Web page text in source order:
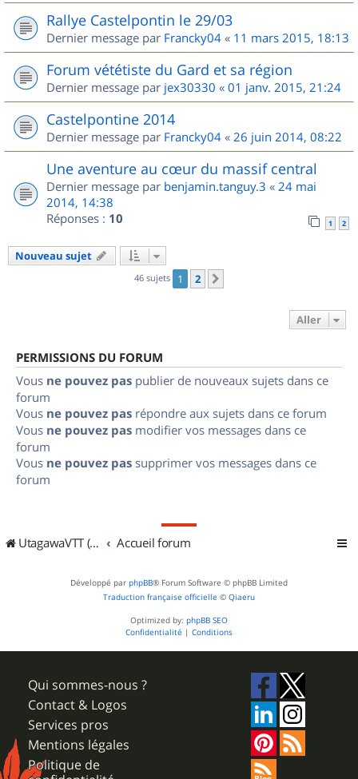
Rallye Castelpontin le 29/03
Dernier message par Francky04 « 11 mars 2015, 18:13
Forum vététiste du Gard et sa région
Dernier message par jex30330 « 01 janv. 2015, 21:24
Castelpontine 2014
Dernier message par Francky04 « 26 juin 2014, 08:22
Une aventure au cœur du massif central
Dernier message par benjamin.tanguy.3 « 24 mai
2014, 14:38
Réponses : 10 1 2
Nouveau sujet
46 sujets 1 2
Aller
PERMISSIONS DU FORUM
Vous ne pouvez pas publier de nouveaux sujets dans ce
forum
Vous ne pouvez pas répondre aux sujets dans ce forum
Vous ne pouvez pas modifier vos messages dans ce
forum
Vous ne pouvez pas supprimer vos messages dans ce
forum
UtagawaVTT (Randos VTT et VTTAE avec traces GPS) Accueil forum
Développé par phpBB® Forum Software © phpBB Limited
Traduction française officielle © Qiaeru
Optimized by: phpBB SEO
Confidentialité | Conditions
Qui sommes-nous ?
Contact & Logos
Services pros
Mentions légales
Politique de